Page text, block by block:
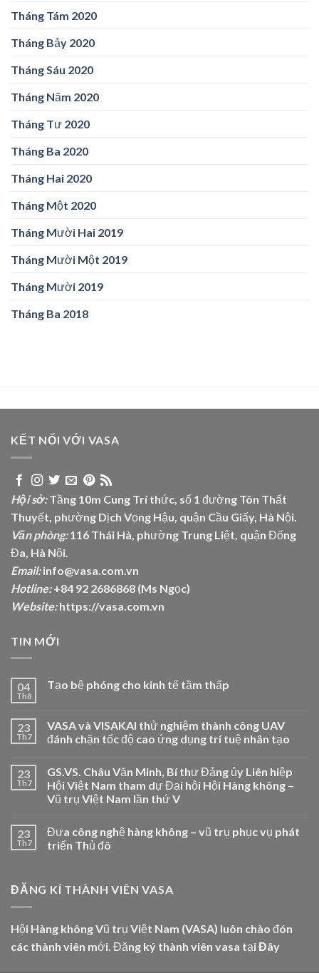
Tháng Tám 2020
Tháng Bảy 2020
Tháng Sáu 2020
Tháng Năm 2020
Tháng Tư 2020
Tháng Ba 2020
Tháng Hai 2020
Tháng Một 2020
Tháng Mười Hai 2019
Tháng Mười Một 2019
Tháng Mười 2019
Tháng Ba 2018
KẾT NỐI VỚI VASA
Hội sở:Tầng 10m Cung Trí thức, số 1 đường Tôn Thất
Thuyết, phường Dịch Vọng Hậu, quận Cầu Giấy, Hà Nội.
Văn phòng:116 Thái Hà, phường Trung Liệt, quận Đống
Đa, Hà Nội.
Email:info@vasa.com.vn
Hotline:+84 92 2686868 (Ms Ngọc)
Website: https://vasa.com.vn
TIN MỚI
04
Th8
Tạo bệ phóng cho kinh tế tầm thấp
23
Th7
VASA và VISAKAI thử nghiệm thành công UAV
đánh chặn tốc độ cao ứng dụng trí tuệ nhân tạo
23
Th7
GS.VS. Châu Văn Minh, Bí thư Đảng ủy Liên hiệp
Hội Việt Nam tham dự Đại hội Hội Hàng không –
Vũ trụ Việt Nam lần thứ V
23
Th7
Đưa công nghệ hàng không – vũ trụ phục vụ phát
triển Thủ đô
ĐĂNG KÍ THÀNH VIÊN VASA
Hội Hàng không Vũ trụ Việt Nam (VASA) luôn chào đón
các thành viên mới. Đăng ký thành viên vasa tạiĐây